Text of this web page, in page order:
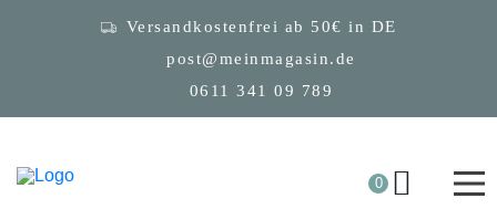
Versandkostenfrei ab 50€ in DE
post@meinmagasin.de
0611 341 09 789
0